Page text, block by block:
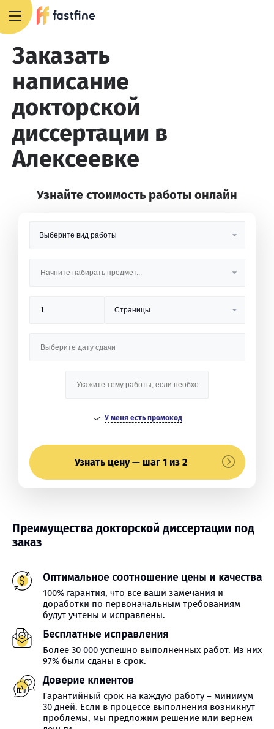
Заказать
написание
докторской
диссертации в
Алексеевке
Узнайте стоимость работы онлайн
У меня есть промокод
Узнать цену — шаг 1 из 2
Преимущества докторской диссертации под
заказ
Оптимальное соотношение цены и качества
100% гарантия, что все ваши замечания и
доработки по первоначальным требованиям
будут учтены и исправлены.
Бесплатные исправления
Более 30 000 успешно выполненных работ. Из них
97% были сданы в срок.
Доверие клиентов
Гарантийный срок на каждую работу – минимум
30 дней. Если в процессе выполнения возникнут
проблемы, мы предложим решение или вернем